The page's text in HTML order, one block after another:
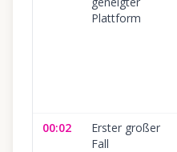
Plattform
00:02
Erster großer
Fall